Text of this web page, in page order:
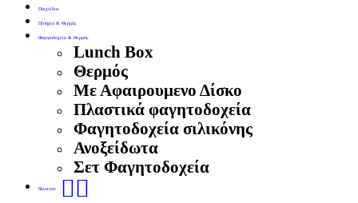
Παιχνίδια
Ποτήρια & Θερμός
Φαγητοδοχεία & Θερμός
Lunch Box
Θερμός
Με Αφαιρουμενο Δίσκο
Πλαστικά φαγητοδοχεία
Φαγητοδοχεία σιλικόνης
Ανοξείδωτα
Σετ Φαγητοδοχεία
Skincare 🧖‍♀️